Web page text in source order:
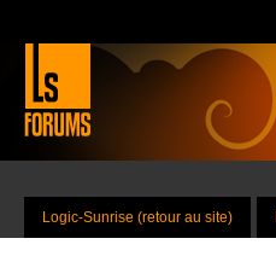
Logic-Sunrise (retour au site)